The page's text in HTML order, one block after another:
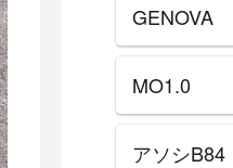
GENOVA
MO1.0
アソシB84